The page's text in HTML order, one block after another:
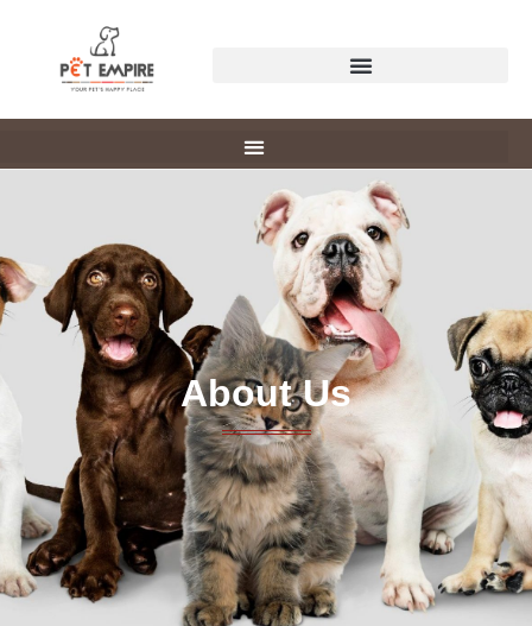
About Us